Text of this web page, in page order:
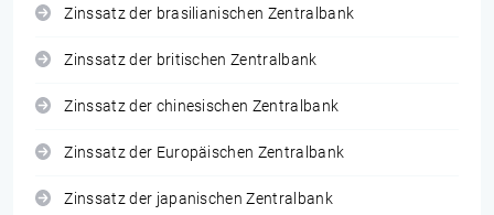
Zinssatz der brasilianischen Zentralbank
Zinssatz der britischen Zentralbank
Zinssatz der chinesischen Zentralbank
Zinssatz der Europäischen Zentralbank
Zinssatz der japanischen Zentralbank